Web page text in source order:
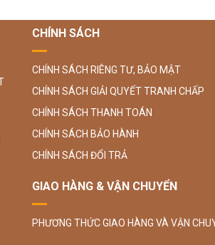
CHÍNH SÁCH
CHÍNH SÁCH RIÊNG TƯ, BẢO MẬT
CHÍNH SÁCH GIẢI QUYẾT TRANH CHẤP
CHÍNH SÁCH THANH TOÁN
CHÍNH SÁCH BẢO HÀNH
CHÍNH SÁCH ĐỔI TRẢ
GIAO HÀNG & VẬN CHUYỂN
PHƯƠNG THỨC GIAO HÀNG VÀ VẬN